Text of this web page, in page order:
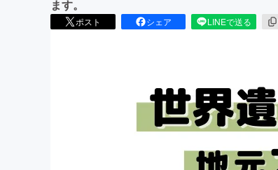
ます。
ポスト シェア LINEで送る